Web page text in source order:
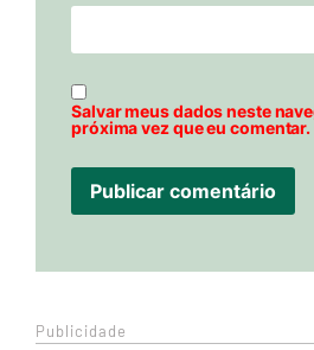
Salvar meus dados neste
próxima vez que eu comentar.
Publicidade